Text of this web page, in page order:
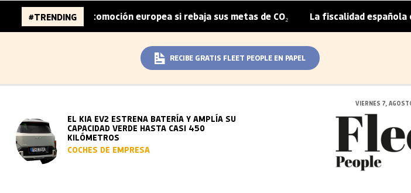
#TRENDING
de la automoción europea si rebaja sus metas de CO₂ | La fiscalidad española cubre
RECIBE GRATIS FLEET PEOPLE EN PAPEL
EL KIA EV2 ESTRENA BATERÍA Y AMPLÍA SU
CAPACIDAD VERDE HASTA CASI 450
KILÓMETROS
COCHES DE EMPRESA
VIERNES 7,